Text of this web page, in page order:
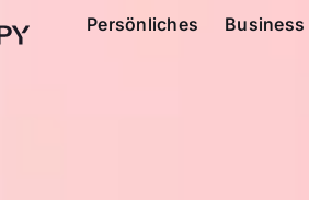
Persönliches Business